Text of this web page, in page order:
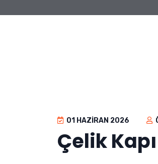
01 HAZIRAN 2026
Çelik